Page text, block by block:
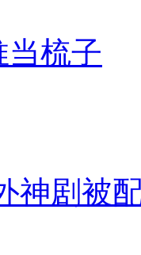
当梳子
神剧被